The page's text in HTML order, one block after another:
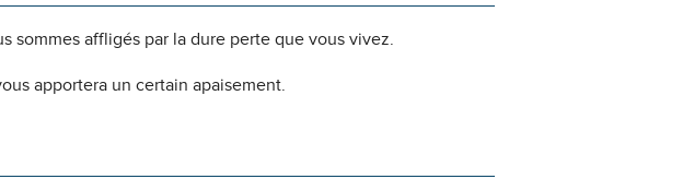
sommes affligés par la dure perte que vous vivez.
apportera un certain apaisement.